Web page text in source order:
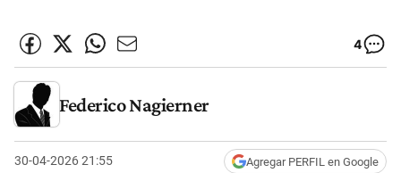
4
Federico Nagierner
30-04-2026 21:55 Agregar PERFIL en Google